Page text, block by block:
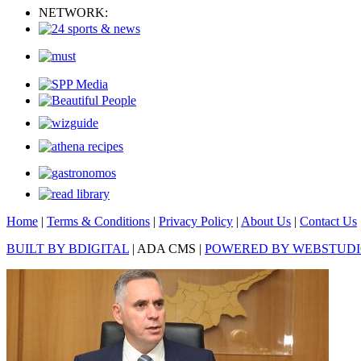
NETWORK:
Home | Terms & Conditions | Privacy Policy | About Us | Contact Us
BUILT BY BDIGITAL | ADA CMS | POWERED BY